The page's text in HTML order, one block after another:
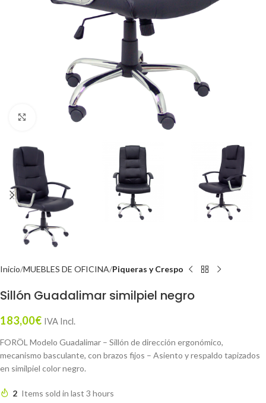
Click to enlarge
Inicio MUEBLES DE OFICINA Piqueras y Crespo
Sillón Guadalimar similpiel negro
183,00€ IVA Incl.
FORÖL Modelo Guadalimar – Sillón de dirección ergonómico,
mecanismo basculante, con brazos fijos – Asiento y respaldo tapizados
en similpiel color negro.
2 Items sold in last 3 hours